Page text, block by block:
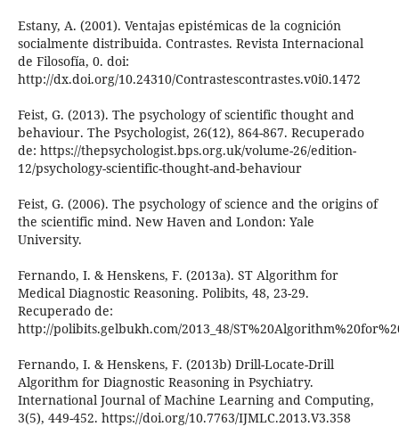
Estany, A. (2001). Ventajas epistémicas de la cognición
socialmente distribuida. Contrastes. Revista Internacional
de Filosofía, 0. doi:
http://dx.doi.org/10.24310/Contrastescontrastes.v0i0.1472
Feist, G. (2013). The psychology of scientific thought and
behaviour. The Psychologist, 26(12), 864-867. Recuperado
de: https://thepsychologist.bps.org.uk/volume-26/edition-
12/psychology-scientific-thought-and-behaviour
Feist, G. (2006). The psychology of science and the origins of
the scientific mind. New Haven and London: Yale
University.
Fernando, I. & Henskens, F. (2013a). ST Algorithm for
Medical Diagnostic Reasoning. Polibits, 48, 23-29.
Recuperado de:
http://polibits.gelbukh.com/2013_48/
Fernando, I. & Henskens, F. (2013b) Drill-Locate-Drill
Algorithm for Diagnostic Reasoning in Psychiatry.
International Journal of Machine Learning and Computing,
3(5), 449-452. https://doi.org/10.7763/IJMLC.2013.V3.358